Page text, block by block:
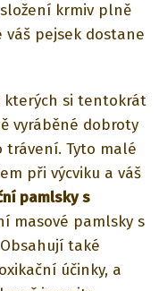
složení krmiv plně
váš pejsek dostane
kterých si tentokrát
vyráběné dobroty
trávení. Tyto malé
při výcviku a váš
pamlsky s
masové pamlsky s
také
účinky, a